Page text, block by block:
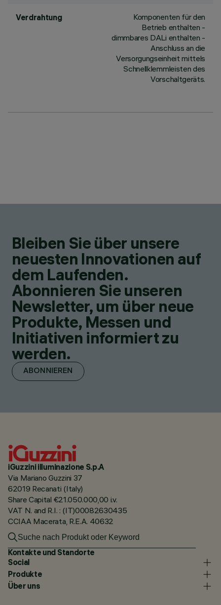
Verdrahtung
Komponenten für den
Betrieb enthalten -
dimmbares DALi enthalten -
Anschluss an die
Versorgungseinheit mittels
Schnellklemmleisten des
Vorschaltgeräts.
Bleiben Sie über unsere
neuesten Innovationen auf
dem Laufenden.
Abonnieren Sie unseren
Newsletter, um über neue
Produkte, Messen und
Initiativen informiert zu
werden.
ABONNIEREN
iGuzzini illuminazione S.p.A
Via Mariano Guzzini 37
62019 Recanati (Italy)
Share Capital €21.050.000,00 i.v.
VAT N. and R.I. : (IT)00082630435
CCIAA Macerata, R.E.A. 40632
Kontakte und Standorte
Social
Produkte
Über uns